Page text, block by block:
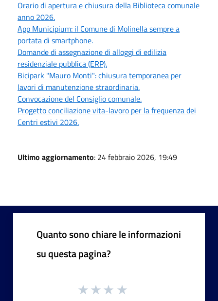
Orario di apertura e chiusura della Biblioteca comunale
anno 2026.
App Municipium: il Comune di Molinella sempre a
portata di smartphone.
Domande di assegnazione di alloggi di edilizia
residenziale pubblica (ERP).
Bicipark "Mauro Monti": chiusura temporanea per
lavori di manutenzione straordinaria.
Convocazione del Consiglio comunale.
Progetto conciliazione vita-lavoro per la frequenza dei
Centri estivi 2026.
Ultimo aggiornamento: 24 febbraio 2026, 19:49
Quanto sono chiare le informazioni
su questa pagina?